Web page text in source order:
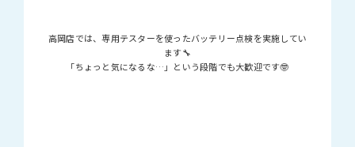
高岡店では、専用テスターを使ったバッテリー点検を実施してい
ます🔧
「ちょっと気になるな…」という段階でも大歓迎です🤓